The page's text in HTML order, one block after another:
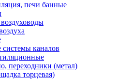
печи банные
каналов
переходники (метал)
торцевая)